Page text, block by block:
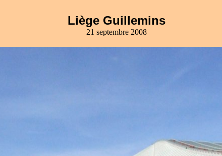
Liège Guillemins
21 septembre 2008